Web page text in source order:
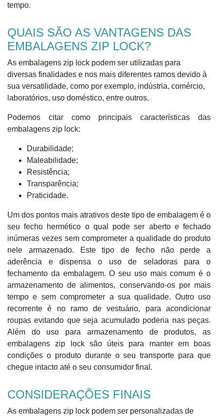
tempo.
QUAIS SÃO AS VANTAGENS DAS
EMBALAGENS ZIP LOCK?
As embalagens zip lock podem ser utilizadas para
diversas finalidades e nos mais diferentes ramos devido à
sua versatilidade, como por exemplo, indústria, comércio,
laboratórios, uso doméstico, entre outros.
Podemos citar como principais características das
embalagens zip lock:
Durabilidade;
Maleabilidade;
Resistência;
Transparência;
Praticidade.
Um dos pontos mais atrativos deste tipo de embalagem é o
seu fecho hermético o qual pode ser aberto e fechado
inúmeras vezes sem comprometer a qualidade do produto
nele armazenado. Este tipo de fecho não perde a
aderência e dispensa o uso de seladoras para o
fechamento da embalagem. O seu uso mais comum é o
armazenamento de alimentos, conservando-os por mais
tempo e sem comprometer a sua qualidade. Outro uso
recorrente é no ramo de vestuário, para acondicionar
roupas evitando que seja acumulado poderia nas peças.
Além do uso para armazenamento de produtos, as
embalagens zip lock são úteis para manter em boas
condições o produto durante o seu transporte para que
chegue intacto até o seu consumidor final.
CONSIDERAÇÕES FINAIS
As embalagens zip lock podem ser personalizadas de